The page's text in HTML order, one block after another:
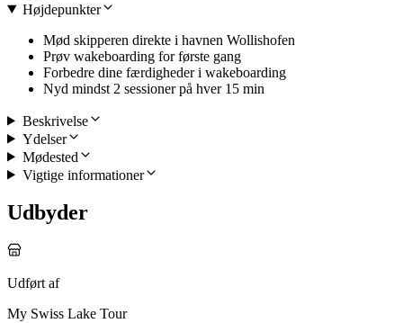
Højdepunkter
Mød skipperen direkte i havnen Wollishofen
Prøv wakeboarding for første gang
Forbedre dine færdigheder i wakeboarding
Nyd mindst 2 sessioner på hver 15 min
Beskrivelse
Ydelser
Mødested
Vigtige informationer
Udbyder
Udført af
My Swiss Lake Tour